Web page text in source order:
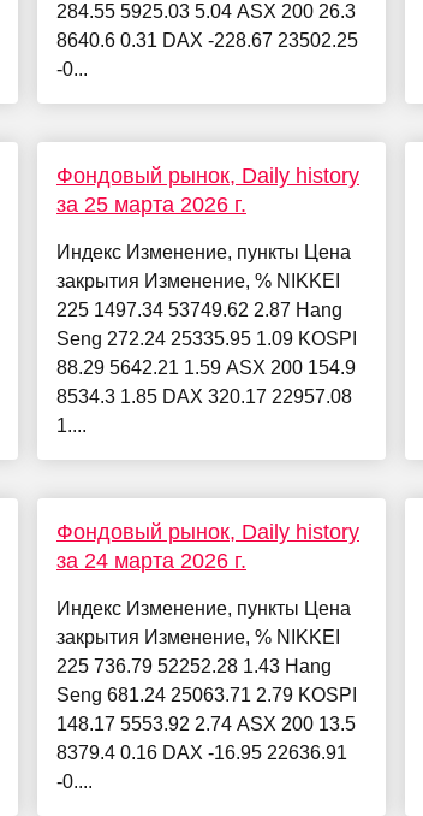
284.55 5925.03 5.04 ASX 200 26.3
8640.6 0.31 DAX -228.67 23502.25
-0...
Фондовый рынок, Daily history
за 25 марта 2026 г.
Индекс Изменение, пункты Цена
закрытия Изменение, % NIKKEI
225 1497.34 53749.62 2.87 Hang
Seng 272.24 25335.95 1.09 KOSPI
88.29 5642.21 1.59 ASX 200 154.9
8534.3 1.85 DAX 320.17 22957.08
1....
Фондовый рынок, Daily history
за 24 марта 2026 г.
Индекс Изменение, пункты Цена
закрытия Изменение, % NIKKEI
225 736.79 52252.28 1.43 Hang
Seng 681.24 25063.71 2.79 KOSPI
148.17 5553.92 2.74 ASX 200 13.5
8379.4 0.16 DAX -16.95 22636.91
-0....